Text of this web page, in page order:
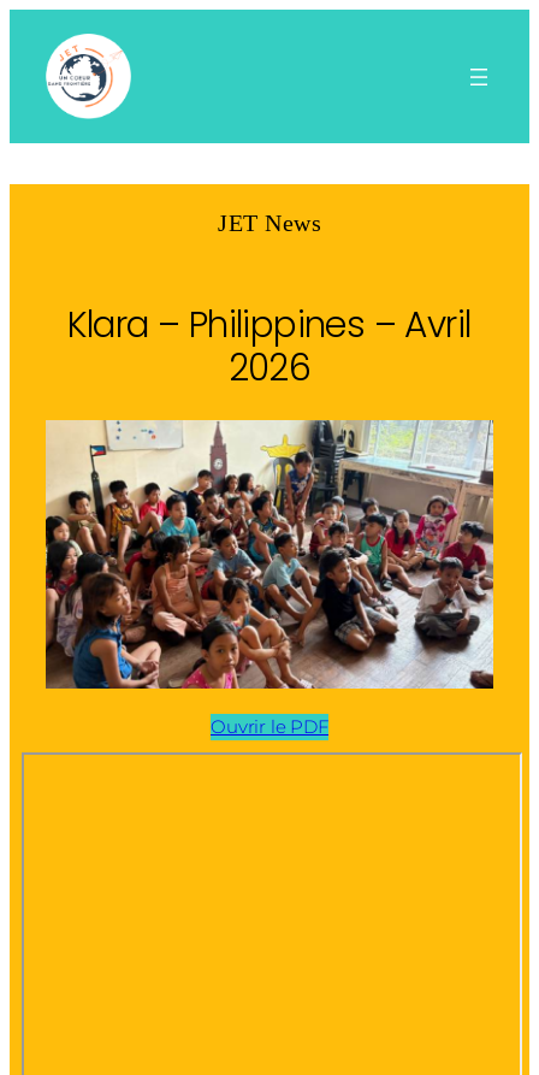
contenu
JET News
Klara – Philippines – Avril
2026
Ouvrir le PDF